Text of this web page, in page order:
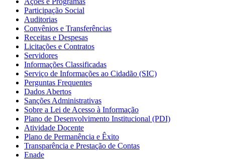
Participação Social
Auditorias
Convênios e Transferências
Receitas e Despesas
Licitações e Contratos
Servidores
Informações Classificadas
Serviço de Informações ao Cidadão (SIC)
Perguntas Frequentes
Dados Abertos
Sanções Administrativas
Sobre a Lei de Acesso à Informação
Plano de Desenvolvimento Institucional (PDI)
Atividade Docente
Plano de Permanência e Êxito
Transparência e Prestação de Contas
Enade